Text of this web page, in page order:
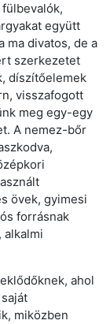
együtt
ma divatos, de a
szerkezetet
díszítőelemek
visszafogott
meg egy-egy
A nemez-bőr
övek, gyimesi
forrásnak
alkalmi
ahol
miközben